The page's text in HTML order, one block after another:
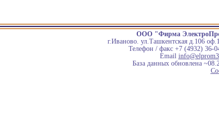
ООО "Фирма
г.Иваново. ул.Ташкентская д.106
Телефон / факс +7 (4932) 36-
Email
База данных обновлена